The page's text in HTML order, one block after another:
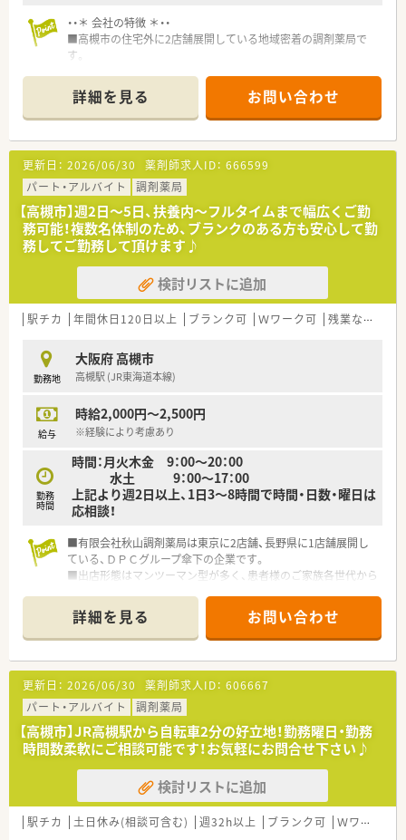
・・＊ 会社の特徴 ＊・・
■高槻市の住宅外に2店舗展開している地域密着の調剤薬局で
す。
に愛される店舗運営を心掛けております。
■2店舗ともに門前クリニックとの密接な関係性を築いており、
疑義照会や意見交換等も気兼ねなくおこなえる環境を整えてお
ります。
■代表は調剤薬局以外にも不動産経営をおこなっており、優れた
経営手腕をお持ちで安定した運営を継続しております。
■現場で働いている薬剤師様は勤続年数の長い方も多く在籍し
ておりながら、30代前半の薬剤師様もいらっしゃり、どの世代の
薬剤師様でもストレスなくご勤務頂ける環境がございます。
■有休取得も80％以上、急なお休みにも現場の皆様で支え合い
ながら運営をおこなっており、チームワークの強い印象がござい
ます。
・・＊ 店舗の特徴 ＊・・
■阪急高槻市駅から車で5分の距離です！バス通勤も便利です！
■管理薬剤師は代表お母様で、とても優しい方です。シフトの融
通もバッチリの環境。
■電子薬歴・監査システムと機材面は整っています。
・・＊ こんな方に ＊・・
■今は午前のみしか勤務出来ないけど、将来時間数を増やしてい
きたい方！
■ママさん薬剤師さん大歓迎♪
詳細を見る お問い合わせ
更新日： 2026/06/30 薬剤師求人ID： 666599
パート・アルバイト
調剤薬局
【高槻市】週2日～5日、扶養内～フルタイムまで幅広くご勤
務可能！複数名体制のため、ブランクのある方も安心して勤
務してご勤務して頂けます♪
検討リストに追加
駅チカ 年間休日120日以上 ブランク可 Ｗワーク可 残業なし(ほぼなし含む)
勤務地
大阪府 高槻市
高槻駅 (JR東海道本線)
給与
時給2,000円～2,500円
※経験により考慮あり
勤務
時間
時間：月火木金 9：00～20：00
水土 9：00～17：00
上記より週2日以上、1日3～8時間で時間・日数・曜日は
応相談！
■有限会社秋山調剤薬局は東京に2店舗、長野県に1店舗展開し
ている、ＤＰＣグループ傘下の企業です。
■出店形態はマンツーマン型が多く、患者様のご家族各世代から
■かかりつけ薬局として従業員は積極的に認定薬剤師を取得し
ております。
詳細を見る お問い合わせ
更新日： 2026/06/30 薬剤師求人ID： 606667
パート・アルバイト
調剤薬局
【高槻市】JR高槻駅から自転車2分の好立地！勤務曜日・勤務
時間数柔軟にご相談可能です！お気軽にお問合せ下さい♪
検討リストに追加
駅チカ 土日休み(相談可含む) 週32h以上 ブランク可 Ｗワーク可